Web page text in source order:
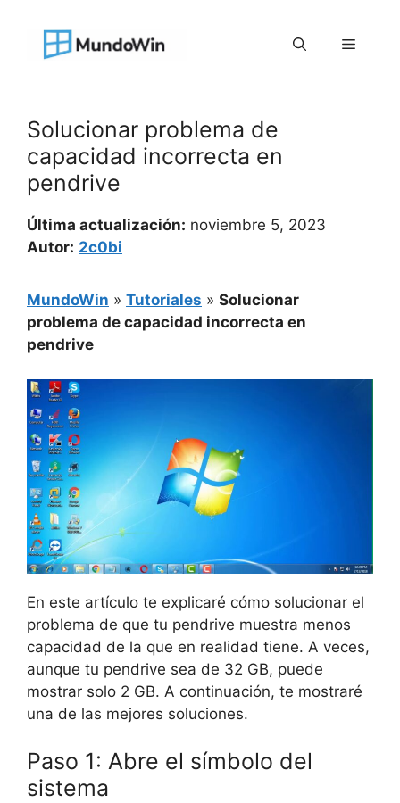
contenido
Menú
Solucionar problema de
capacidad incorrecta en
pendrive
Última actualización: noviembre 5, 2023
Autor: 2c0bi
MundoWin » Tutoriales » Solucionar
problema de capacidad incorrecta en
pendrive
En este artículo te explicaré cómo solucionar el
problema de que tu pendrive muestra menos
capacidad de la que en realidad tiene. A veces,
aunque tu pendrive sea de 32 GB, puede
mostrar solo 2 GB. A continuación, te mostraré
una de las mejores soluciones.
Paso 1: Abre el símbolo del
sistema